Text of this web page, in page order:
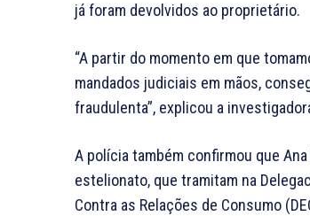
já foram devolvidos ao proprietário.
“A partir do momento em que
mandados judiciais em mãos,
fraudulenta”, explicou a
A polícia também confirmou que
estelionato, que tramitam na
Contra as Relações de Consumo